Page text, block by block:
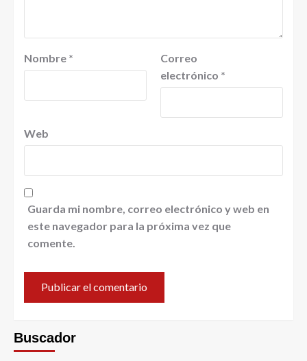
Nombre *
Correo
electrónico *
Web
Guarda mi nombre, correo electrónico y web en
este navegador para la próxima vez que
comente.
Buscador